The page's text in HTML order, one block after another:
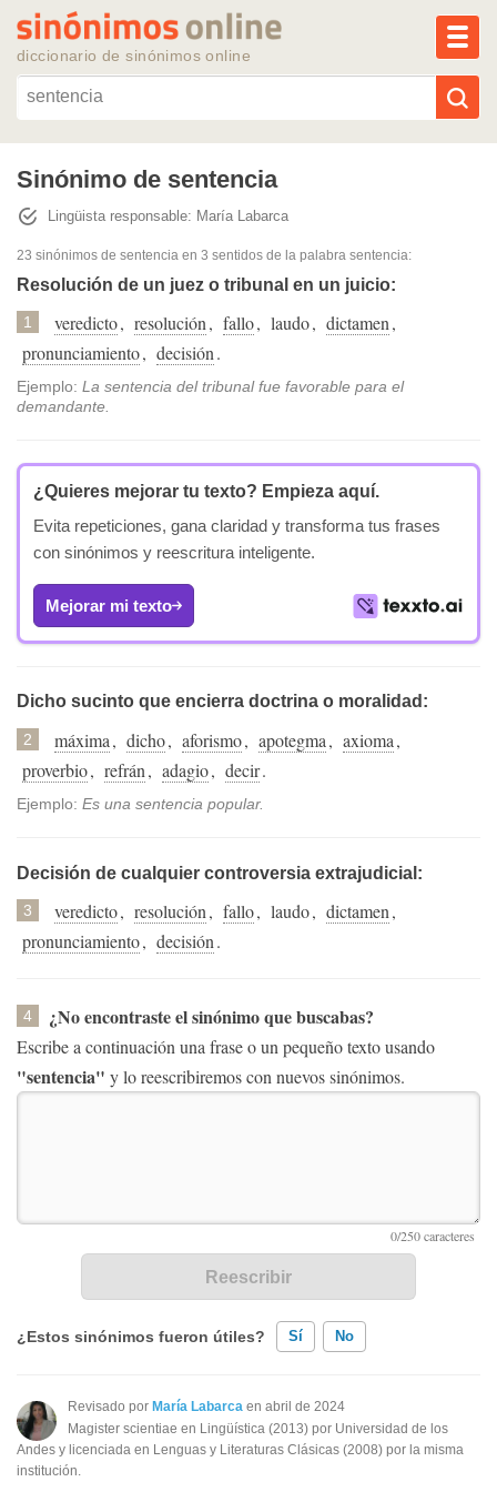
diccionario de sinónimos online
Reescribir texto con IA
Sinónimos populares
Temas populares
Temas recientes
Sinónimo de sentencia
Lingüista responsable: María Labarca
23 sinónimos de sentencia en 3 sentidos de la palabra sentencia:
Resolución de un juez o tribunal en un juicio:
1 veredicto, resolución, fallo, laudo, dictamen,
pronunciamiento, decisión.
Ejemplo: La sentencia del tribunal fue favorable para el
demandante.
¿Quieres mejorar tu texto? Empieza aquí.
Evita repeticiones, gana claridad y transforma tus frases
con sinónimos y reescritura inteligente.
Mejorar mi texto
Dicho sucinto que encierra doctrina o moralidad:
2 máxima, dicho, aforismo, apotegma, axioma,
proverbio, refrán, adagio, decir.
Ejemplo: Es una sentencia popular.
Decisión de cualquier controversia extrajudicial:
3 veredicto, resolución, fallo, laudo, dictamen,
pronunciamiento, decisión.
4 ¿No encontraste el sinónimo que buscabas?
Escribe a continuación una frase o un pequeño texto usando
"sentencia" y lo reescribiremos con nuevos sinónimos.
¿Estos sinónimos fueron útiles? Sí No
Existen sinónimos incorrectos
Ninguno de los sinónimos presentados me ayudó
Revisado por María Labarca en abril de 2024
Magister scientiae en Lingüística (2013) por Universidad de los
Andes y licenciada en Lenguas y Literaturas Clásicas (2008) por la misma
institución.